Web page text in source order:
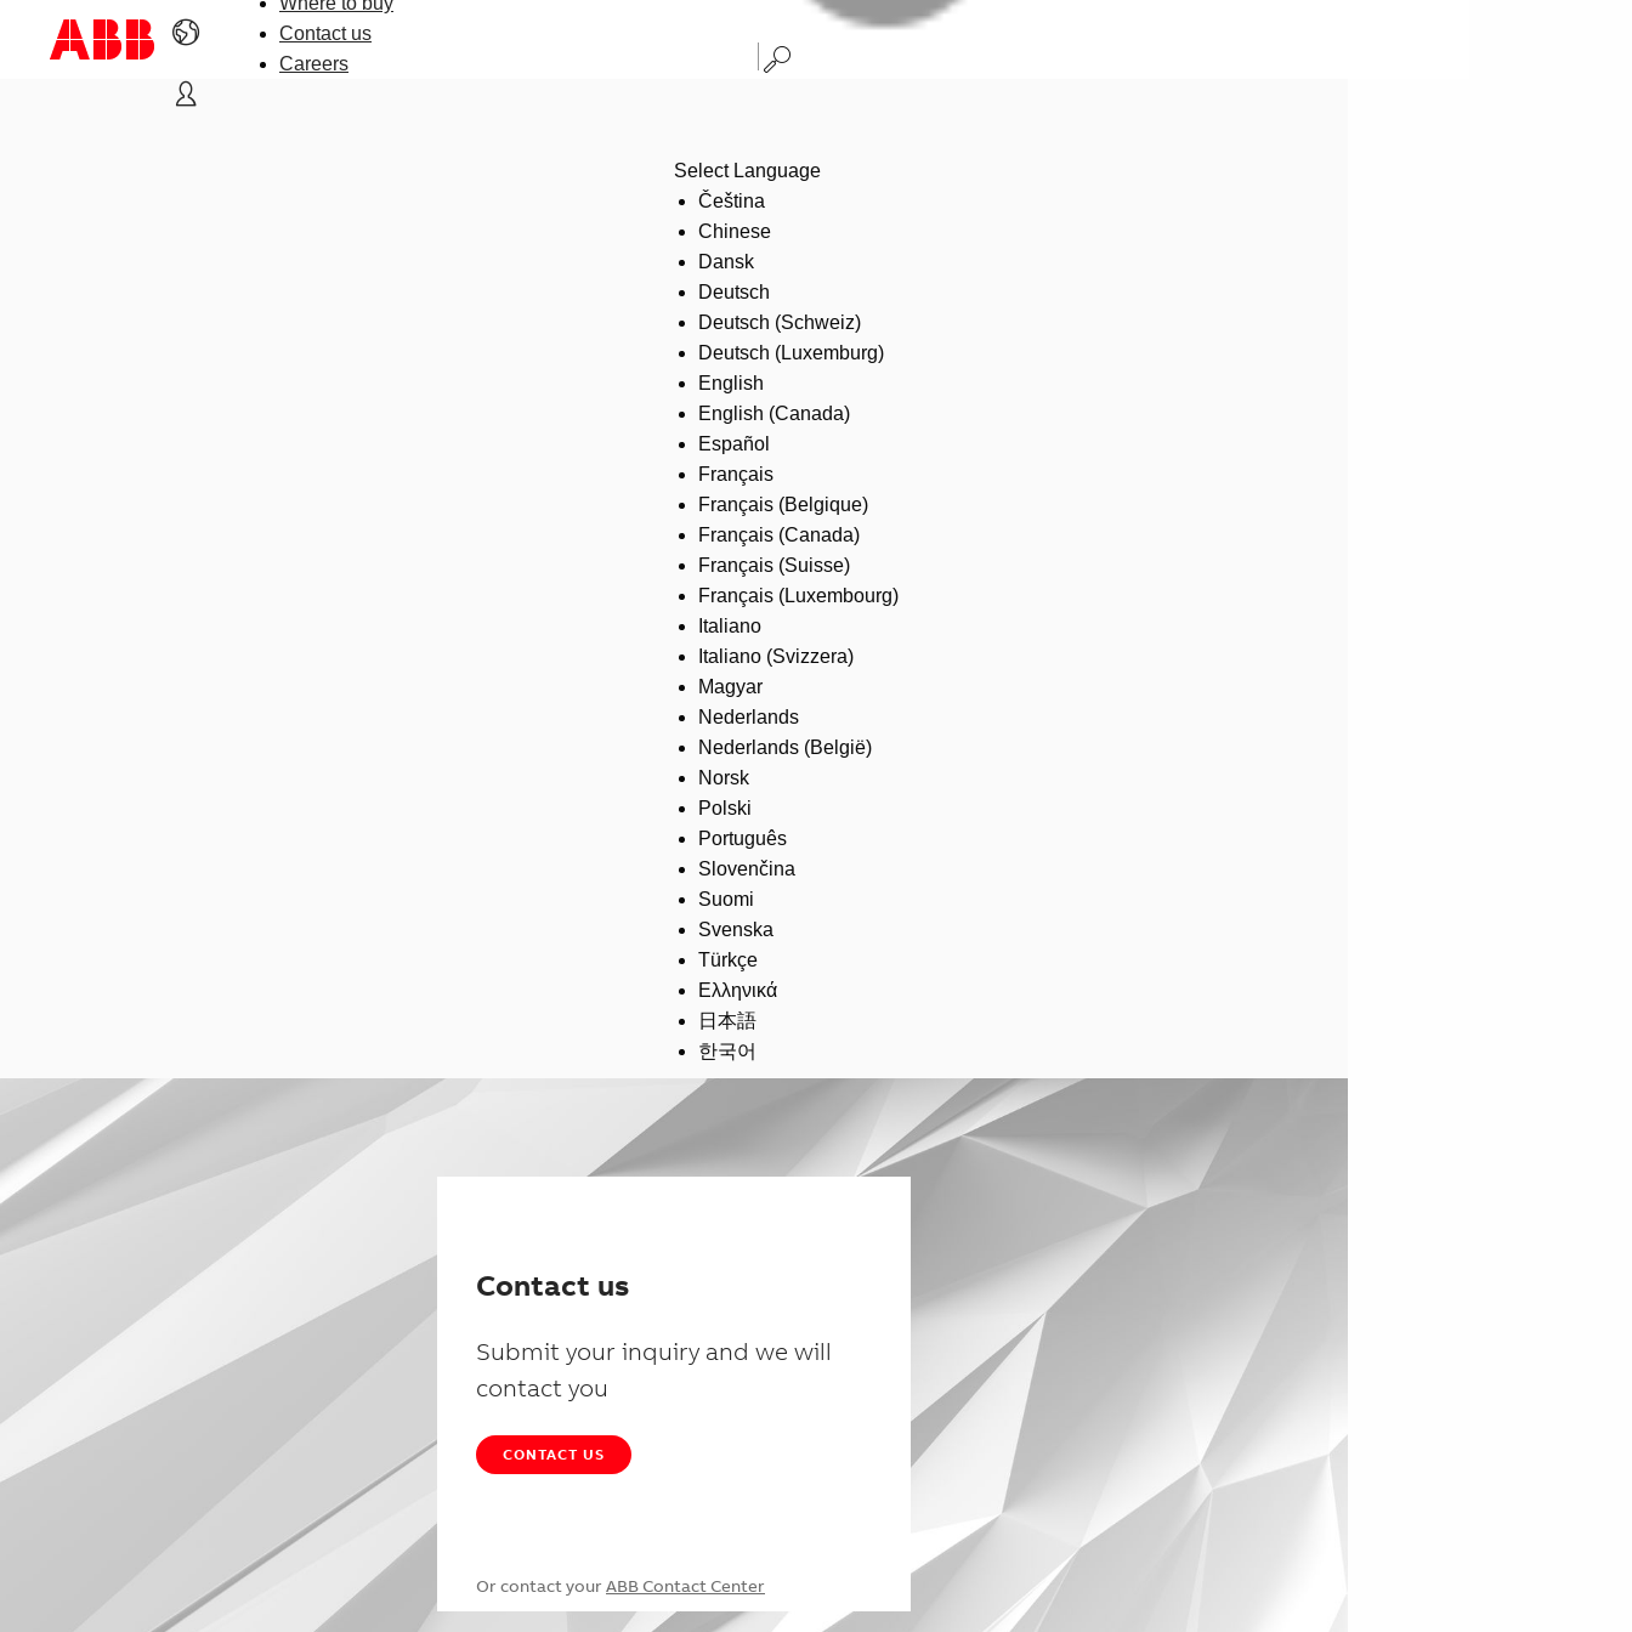
Contact us
Careers
Select Language
Čeština
Chinese
Dansk
Deutsch
Deutsch (Schweiz)
Deutsch (Luxemburg)
English
English (Canada)
Español
Français
Français (Belgique)
Français (Canada)
Français (Suisse)
Français (Luxembourg)
Italiano
Italiano (Svizzera)
Magyar
Nederlands
Nederlands (België)
Norsk
Polski
Português
Slovenčina
Suomi
Svenska
Türkçe
Ελληνικά
日本語
한국어
Contact us
Submit your inquiry and we will
contact you
CONTACT US
Or contact your ABB Contact Center